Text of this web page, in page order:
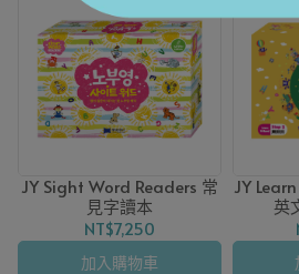
JY Sight Word Readers 常
見字讀本
NT$7,250
加入購物車
JY
英